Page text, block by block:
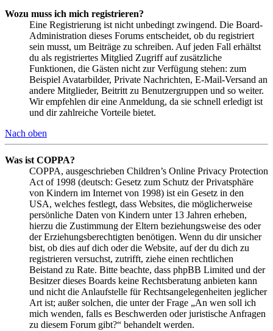
Wozu muss ich mich registrieren?
Eine Registrierung ist nicht unbedingt zwingend. Die Board-
Administration dieses Forums entscheidet, ob du registriert
sein musst, um Beiträge zu schreiben. Auf jeden Fall erhältst
du als registriertes Mitglied Zugriff auf zusätzliche
Funktionen, die Gästen nicht zur Verfügung stehen: zum
Beispiel Avatarbilder, Private Nachrichten, E-Mail-Versand an
andere Mitglieder, Beitritt zu Benutzergruppen und so weiter.
Wir empfehlen dir eine Anmeldung, da sie schnell erledigt ist
und dir zahlreiche Vorteile bietet.
Nach oben
Was ist COPPA?
COPPA, ausgeschrieben Children’s Online Privacy Protection
Act of 1998 (deutsch: Gesetz zum Schutz der Privatsphäre
von Kindern im Internet von 1998) ist ein Gesetz in den
USA, welches festlegt, dass Websites, die möglicherweise
persönliche Daten von Kindern unter 13 Jahren erheben,
hierzu die Zustimmung der Eltern beziehungsweise des oder
der Erziehungsberechtigten benötigen. Wenn du dir unsicher
bist, ob dies auf dich oder die Website, auf der du dich zu
registrieren versuchst, zutrifft, ziehe einen rechtlichen
Beistand zu Rate. Bitte beachte, dass phpBB Limited und der
Besitzer dieses Boards keine Rechtsberatung anbieten kann
und nicht die Anlaufstelle für Rechtsangelegenheiten jeglicher
Art ist; außer solchen, die unter der Frage „An wen soll ich
mich wenden, falls es Beschwerden oder juristische Anfragen
zu diesem Forum gibt?“ behandelt werden.